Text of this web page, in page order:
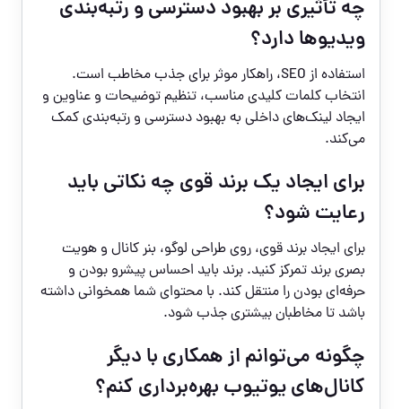
چه تأثیری بر بهبود دسترسی و رتبه‌بندی
ویدیوها دارد؟
استفاده از SEO، راهکار موثر برای جذب مخاطب است.
انتخاب کلمات کلیدی مناسب، تنظیم توضیحات و عناوین و
ایجاد لینک‌های داخلی به بهبود دسترسی و رتبه‌بندی کمک
می‌کند.
برای ایجاد یک برند قوی چه نکاتی باید
رعایت شود؟
برای ایجاد برند قوی، روی طراحی لوگو، بنر کانال و هویت
بصری برند تمرکز کنید. برند باید احساس پیشرو بودن و
حرفه‌ای بودن را منتقل کند. با محتوای شما همخوانی داشته
باشد تا مخاطبان بیشتری جذب شود.
چگونه می‌توانم از همکاری با دیگر
کانال‌های یوتیوب بهره‌برداری کنم؟